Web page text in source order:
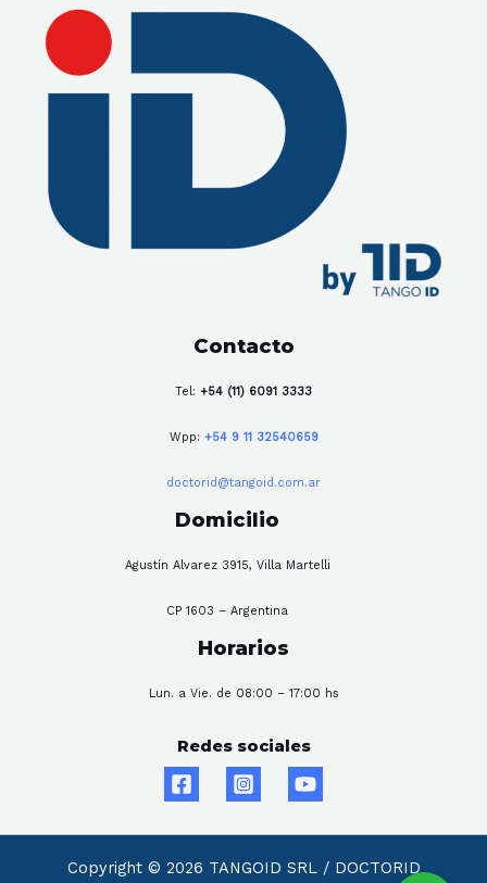
Contacto
Tel: +54 (11) 6091 3333
Wpp: +54 9 11 32540659
doctorid@tangoid.com.ar
Domicilio
Agustín Alvarez 3915, Villa Martelli
CP 1603 – Argentina
Horarios
Lun. a Vie. de 08:00 – 17:00 hs
Redes sociales
Copyright © 2026 TANGOID SRL / DOCTORID